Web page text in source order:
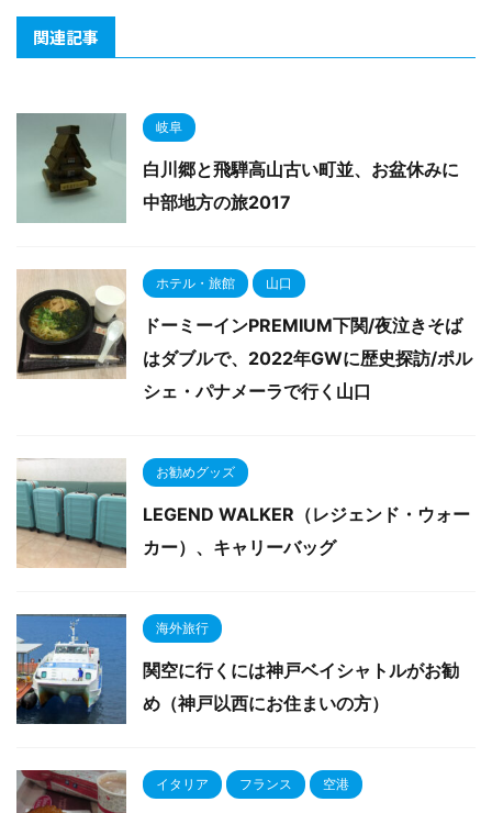
関連記事
岐阜
白川郷と飛騨高山古い町並、お盆休みに
中部地方の旅2017
ホテル・旅館 山口
ドーミーインPREMIUM下関/夜泣きそば
はダブルで、2022年GWに歴史探訪/ポル
シェ・パナメーラで行く山口
お勧めグッズ
LEGEND WALKER（レジェンド・ウォー
カー）、キャリーバッグ
海外旅行
関空に行くには神戸ベイシャトルがお勧
め（神戸以西にお住まいの方）
イタリア フランス 空港